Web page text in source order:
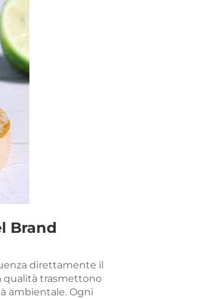
Brand
direttamente il
qualità trasmettono
ambientale. Ogni